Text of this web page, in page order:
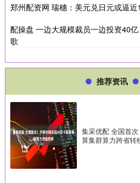
郑州配资网 瑞穗：美元兑日元或逼
配操盘 一边大规模裁员一边投资40亿
歌
推荐资讯
集采优配 全国首
算集群算力跨省转